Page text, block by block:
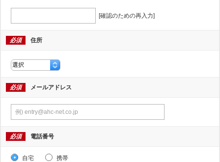
[確認のための再入力]
必須 住所
必須 メールアドレス
必須 電話番号
自宅 携帯